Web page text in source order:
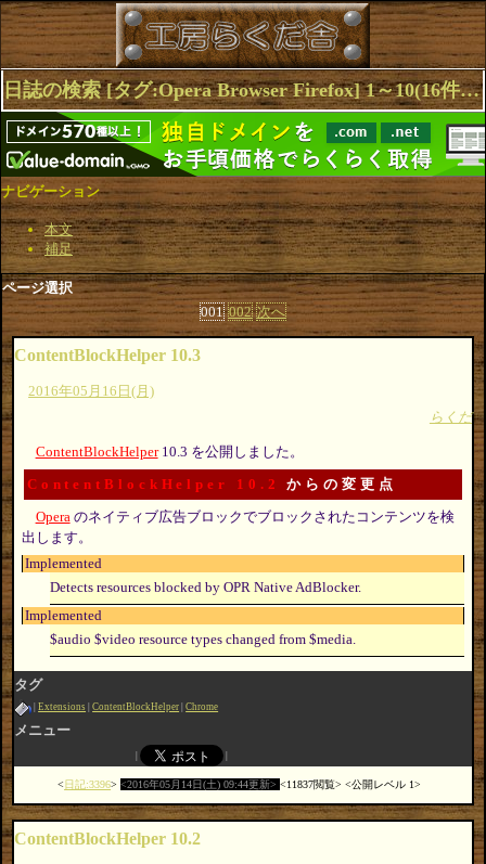
日誌の検索 [タグ:Opera Browser Firefox] 1～10(16件中)
ナビゲーション
本文
補足
ページ選択
001 002 次へ
ContentBlockHelper 10.3
2016年05月16日(月)
らくだ
ContentBlockHelper10.3 を公開しました。
ContentBlockHelper 10.2 からの変更点
Operaのネイティブ広告ブロックでブロックされたコンテンツを検
出します。
Implemented
Detects resources blocked by OPR Native AdBlocker.
Implemented
$audio $video resource types changed from $media.
タグ
Extensions ContentBlockHelper Chrome
メニュー
日記:3396 2016年05月14日(土) 09:44更新 11837閲覧 公開レベル 1
ContentBlockHelper 10.2